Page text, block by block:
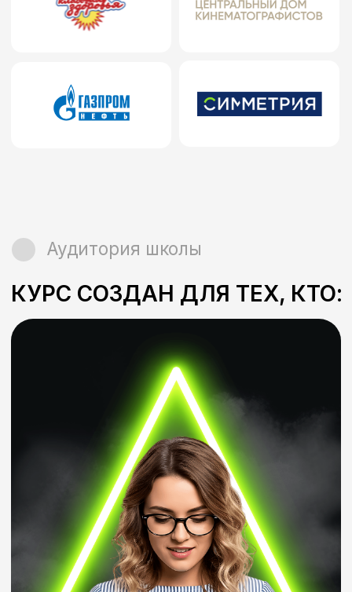
Развивает личный бренд
Начнете профессионально
работатьс камерой, развивать
соцсети и без стеснения
рассказывать о себе и своем
проекте
02
и переговоры
Вы сможете легко убеждать в
защищать проекты и закрывать
сделки со сложными клиентами
01